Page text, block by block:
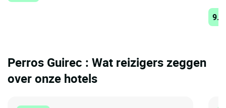
Perros Guirec : Wat reizigers zeggen
over onze hotels